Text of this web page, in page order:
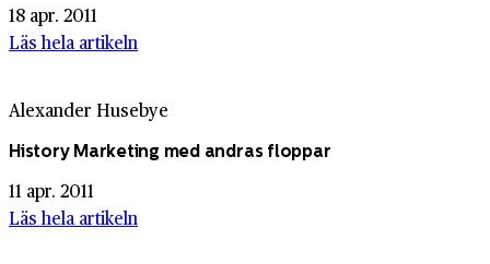
18 apr. 2011
Läs hela artikeln
Alexander Husebye
History Marketing med andras floppar
11 apr. 2011
Läs hela artikeln